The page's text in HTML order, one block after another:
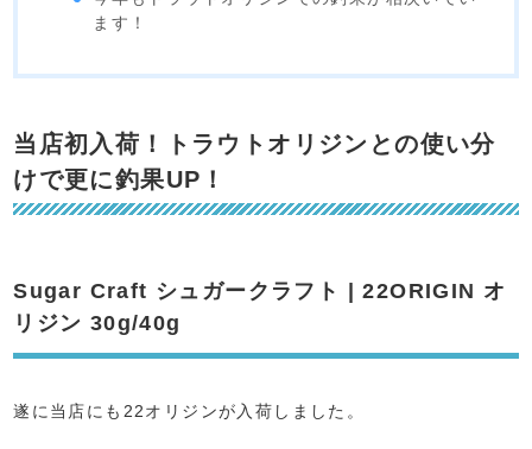
ます！
当店初入荷！トラウトオリジンとの使い分
けで更に釣果UP！
Sugar Craft シュガークラフト | 22ORIGIN オ
リジン 30g/40g
遂に当店にも22オリジンが入荷しました。